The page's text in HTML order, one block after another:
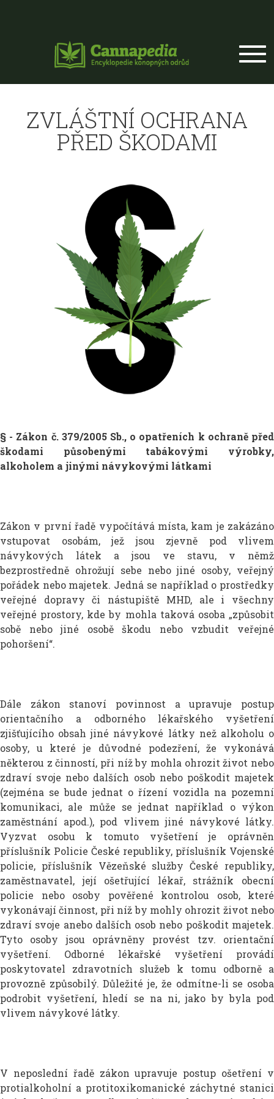
ZVLÁŠTNÍ OCHRANA
PŘED ŠKODAMI
§ - Zákon č. 379/2005 Sb., o opatřeních k ochraně před
škodami působenými tabákovými výrobky,
alkoholem a jinými návykovými látkami
Zákon v první řadě vypočítává místa, kam je zakázáno
vstupovat osobám, jež jsou zjevně pod vlivem
návykových látek a jsou ve stavu, v němž
bezprostředně ohrožují sebe nebo jiné osoby, veřejný
pořádek nebo majetek. Jedná se například o prostředky
veřejné dopravy či nástupiště MHD, ale i všechny
veřejné prostory, kde by mohla taková osoba „způsobit
sobě nebo jiné osobě škodu nebo vzbudit veřejné
pohoršení“.
Dále zákon stanoví povinnost a upravuje postup
orientačního a odborného lékařského vyšetření
zjišťujícího obsah jiné návykové látky než alkoholu o
osoby, u které je důvodné podezření, že vykonává
některou z činností, při níž by mohla ohrozit život nebo
zdraví svoje nebo dalších osob nebo poškodit majetek
(zejména se bude jednat o řízení vozidla na pozemní
komunikaci, ale může se jednat například o výkon
zaměstnání apod.), pod vlivem jiné návykové látky.
Vyzvat osobu k tomuto vyšetření je oprávněn
příslušník Policie České republiky, příslušník Vojenské
policie, příslušník Vězeňské služby České republiky,
zaměstnavatel, její ošetřující lékař, strážník obecní
policie nebo osoby pověřené kontrolou osob, které
vykonávají činnost, při níž by mohly ohrozit život nebo
zdraví svoje anebo dalších osob nebo poškodit majetek.
Tyto osoby jsou oprávněny provést tzv. orientační
vyšetření. Odborné lékařské vyšetření provádí
poskytovatel zdravotních služeb k tomu odborně a
provozně způsobilý. Důležité je, že odmítne-li se osoba
podrobit vyšetření, hledí se na ni, jako by byla pod
vlivem návykové látky.
V neposlední řadě zákon upravuje postup ošetření v
protialkoholní a protitoxikomanické záchytné stanici